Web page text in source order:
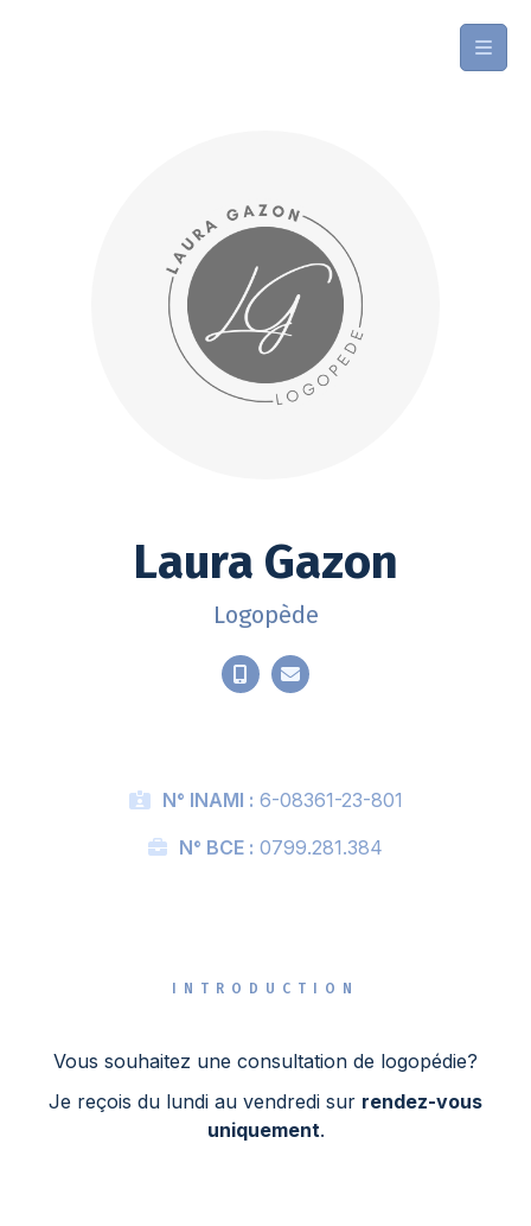
Laura Gazon
Logopède
N° INAMI : 6-08361-23-801
N° BCE : 0799.281.384
INTRODUCTION
Vous souhaitez une consultation de logopédie?
Je reçois du lundi au vendredi sur rendez-vous
uniquement.